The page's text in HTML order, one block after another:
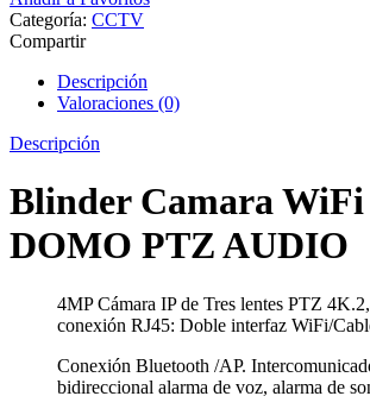
Categoría: CCTV
Compartir
Descripción
Valoraciones (0)
Descripción
Blinder Camara
DOMO PTZ AUDIO
4MP Cámara IP de Tres lentes PTZ
conexión RJ45: Doble interfaz WiFi/
Conexión Bluetooth /AP.
bidireccional alarma de voz, alarma de